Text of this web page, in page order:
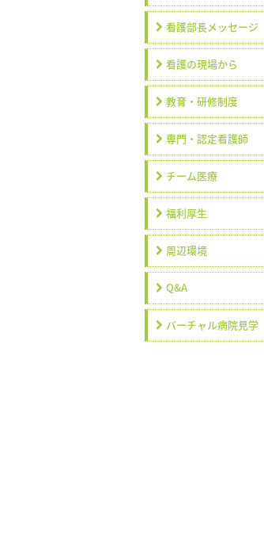
看護部長メッセージ
看護の現場から
教育・研修制度
専門・認定看護師
チーム医療
福利厚生
周辺環境
Q&A
バーチャル病院見学